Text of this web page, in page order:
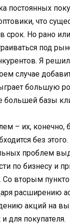
постоянных
что
срок. Но рано
под
Я
случае
большую
большей базы
– их,
без
проблем
по бизнесу и
Со вторым
расширению
акций на
для покупателя.